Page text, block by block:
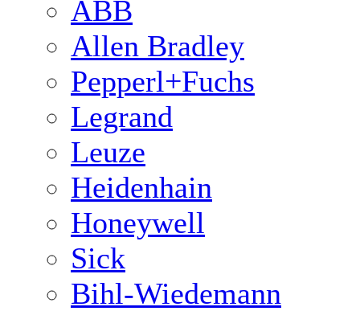
ABB
Allen Bradley
Pepperl+Fuchs
Legrand
Leuze
Heidenhain
Honeywell
Sick
Bihl-Wiedemann